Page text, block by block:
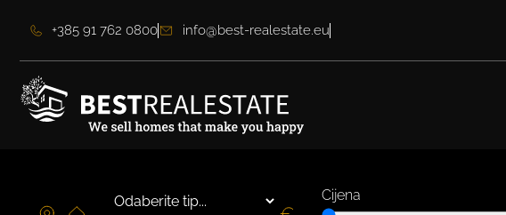
+385 91 762 0800 info@best-realestate.eu
Cijena